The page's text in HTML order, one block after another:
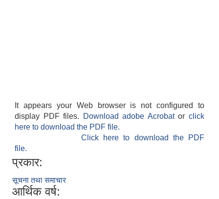
It appears your Web browser is not configured to
display PDF files.
Download adobe Acrobatorclick
here to download the PDF file.
Click here to download the PDF
file.
प्रकार:
सूचना तथा समाचार
आर्थिक वर्ष: